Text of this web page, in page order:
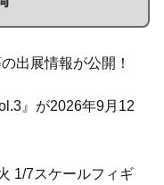
出展情報が公開！
』が2026年9月12
1/7スケールフィギ